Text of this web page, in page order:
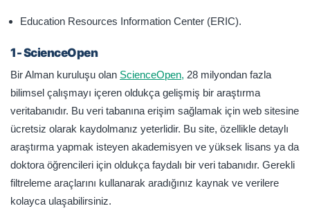
Education Resources Information Center (ERIC).
1- ScienceOpen
Bir Alman kuruluşu olan ScienceOpen, 28 milyondan fazla
bilimsel çalışmayı içeren oldukça gelişmiş bir araştırma
veritabanıdır. Bu veri tabanına erişim sağlamak için web sitesine
ücretsiz olarak kaydolmanız yeterlidir. Bu site, özellikle detaylı
araştırma yapmak isteyen akademisyen ve yüksek lisans ya da
doktora öğrencileri için oldukça faydalı bir veri tabanıdır. Gerekli
filtreleme araçlarını kullanarak aradığınız kaynak ve verilere
kolayca ulaşabilirsiniz.